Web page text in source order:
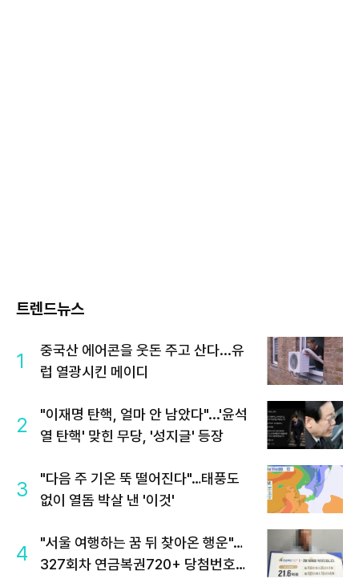
트렌드뉴스
1
중국산 에어콘을 웃돈 주고 산다...유
럽 열광시킨 메이디
2
"이재명 탄핵, 얼마 안 남았다"...'윤석
열 탄핵' 맞힌 무당, '성지글' 등장
3
"다음 주 기온 뚝 떨어진다"…태풍도
없이 열돔 박살 낸 '이것'
4
"서울 여행하는 꿈 뒤 찾아온 행운"…
327회차 연금복권720+ 당첨번호조